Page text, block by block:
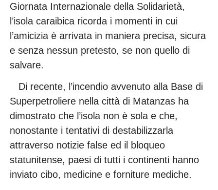
Giornata Internazionale della Solidarietà,
l’isola caraibica ricorda i momenti in cui
l’amicizia è arrivata in maniera precisa, sicura
e senza nessun pretesto, se non quello di
salvare.
Di recente, l’incendio avvenuto alla Base di
Superpetroliere nella città di Matanzas ha
dimostrato che l’isola non è sola e che,
nonostante i tentativi di destabilizzarla
attraverso notizie false ed il bloqueo
statunitense, paesi di tutti i continenti hanno
inviato cibo, medicine e forniture mediche.